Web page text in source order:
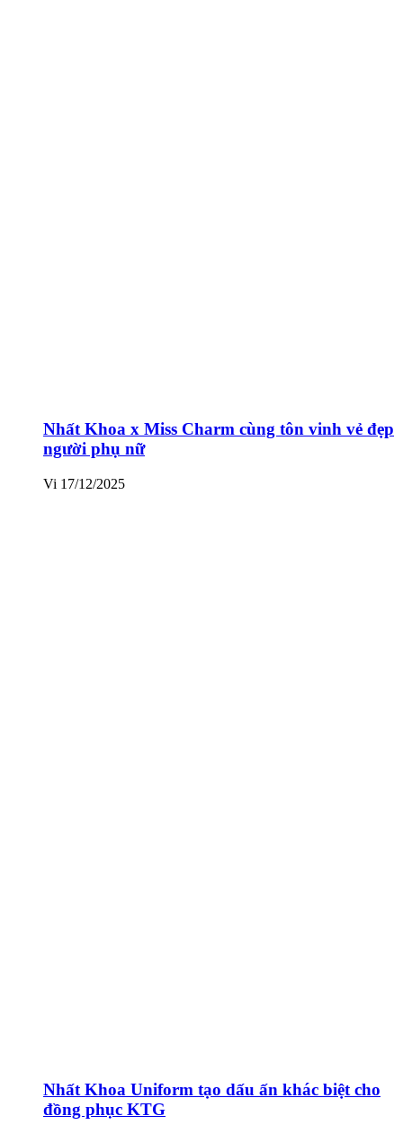
Nhất Khoa x Miss Charm cùng tôn vinh vẻ đẹp
người phụ nữ
Vi 17/12/2025
Nhất Khoa Uniform tạo dấu ấn khác biệt cho
đồng phục KTG